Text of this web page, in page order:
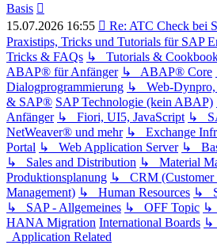
Basis
15.07.2026 16:55
Neuester
Beitrag
Re: ATC Check bei
Praxistips, Tricks und Tutorials für SAP
Tricks & FAQs ↳ Tutorials &
ABAP® für Anfänger ↳ ABAP® Core
Dialogprogrammierung ↳ Web-
& SAP® SAP Technologie (kein ABAP)
Anfänger ↳ Fiori, UI5, JavaScript ↳
NetWeaver® und mehr ↳ Exchange
Portal ↳ Web Application Server ↳
↳ Sales and Distribution ↳ Material
Produktionsplanung ↳ CRM (Customer
Management) ↳ Human Resources ↳
↳ SAP - Allgemeines ↳ OFF Topic ↳
HANA Migration International Boards ↳
Application Related